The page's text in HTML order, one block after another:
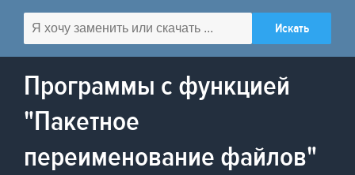
Программы с функцией
"Пакетное
переименование файлов"